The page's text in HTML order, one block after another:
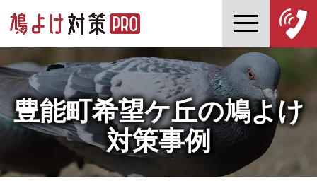
豊能町希望ケ丘の鳩よけ
対策事例